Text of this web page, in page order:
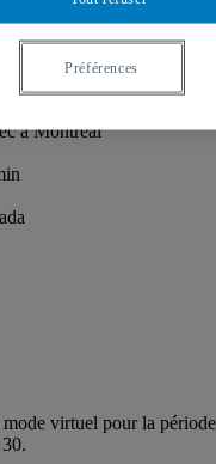
Search
à Montréal
virtuel pour la
Préférences